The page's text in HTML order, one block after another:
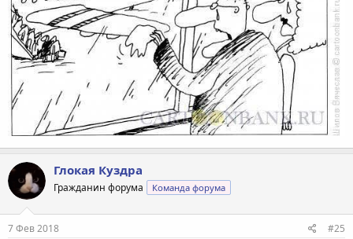
Глокая Куздра
Гражданин форума Команда форума
7 Фев 2018 #25